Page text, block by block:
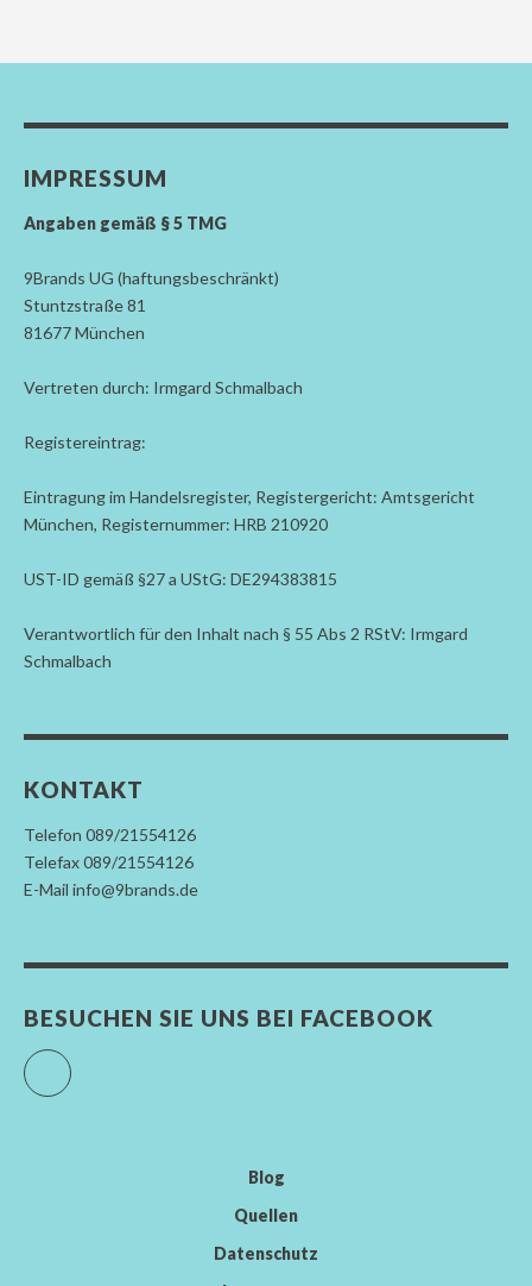
IMPRESSUM
Angaben gemäß § 5 TMG
9Brands UG (haftungsbeschränkt)
Stuntzstraße 81
81677 München
Vertreten durch: Irmgard Schmalbach
Registereintrag:
Eintragung im Handelsregister, Registergericht: Amtsgericht
München, Registernummer: HRB 210920
UST-ID gemäß §27 a UStG: DE294383815
Verantwortlich für den Inhalt nach § 55 Abs 2 RStV: Irmgard
Schmalbach
KONTAKT
Telefon 089/21554126
Telefax 089/21554126
E-Mail info@9brands.de
BESUCHEN SIE UNS BEI FACEBOOK
Facebook
Blog
Quellen
Datenschutz